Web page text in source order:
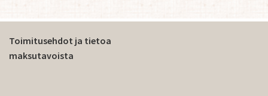
Toimitusehdot ja tietoa
maksutavoista